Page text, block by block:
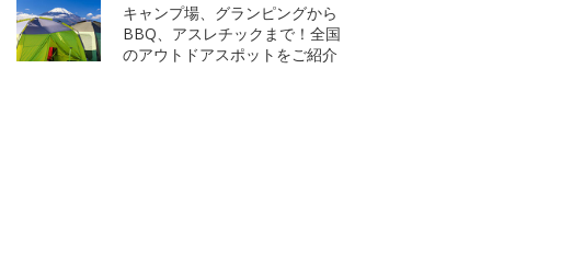
キャンプ場、グランピングから
BBQ、アスレチックまで！全国
のアウトドアスポットをご紹介